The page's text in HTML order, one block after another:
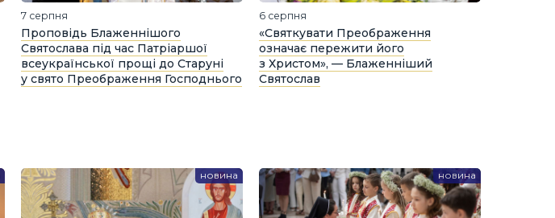
7 серпня
Проповідь Блаженнішого
Святослава під час Патріаршої
всеукраїнської прощі до Старуні
у свято Преображення Господнього
6 серпня
«Святкувати Преображення
означає пережити його
з Христом», — Блаженніший
Святослав
новина новина